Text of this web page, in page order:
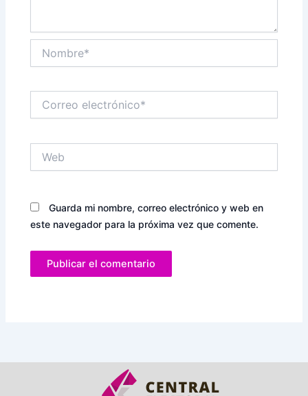
electrónico*
Guarda mi nombre, correo electrónico y web en
este navegador para la próxima vez que comente.